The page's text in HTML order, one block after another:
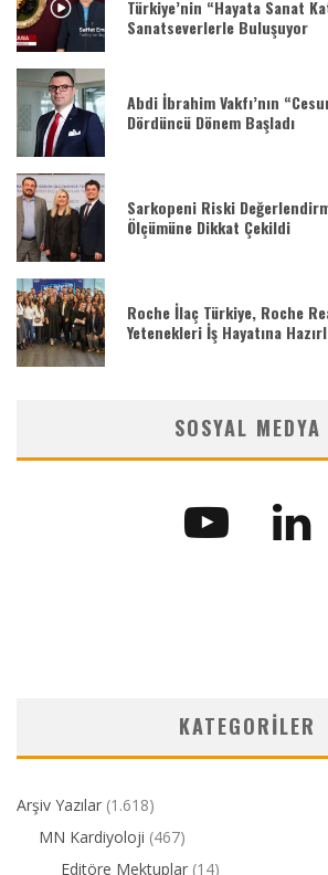
Türkiye’nin “Hayata Sanat
Sanatseverlerle Buluşuyor
Abdi İbrahim Vakfı’nın
Dördüncü Dönem Başladı
Sarkopeni Riski
Ölçümüne Dikkat Çekildi
Roche İlaç Türkiye, Roche
Yetenekleri İş Hayatına
SOSYAL MEDYA
KATEGORILER
Arşiv Yazılar (1.618)
MN Kardiyoloji (467)
Editöre Mektuplar (14)